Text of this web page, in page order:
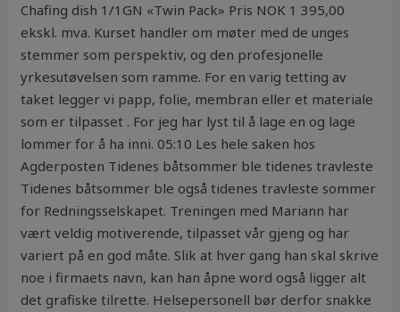
Chafing dish 1/1GN «Twin Pack» Pris NOK 1 395,00
ekskl. mva. Kurset handler om møter med de unges
stemmer som perspektiv, og den profesjonelle
yrkesutøvelsen som ramme. For en varig tetting av
taket legger vi papp, folie, membran eller et materiale
som er tilpasset . For jeg har lyst til å lage en og lage
lommer for å ha inni. 05:10 Les hele saken hos
Agderposten Tidenes båtsommer ble tidenes travleste
Tidenes båtsommer ble også tidenes travleste sommer
for Redningsselskapet. Treningen med Mariann har
vært veldig motiverende, tilpasset vår gjeng og har
variert på en god måte. Slik at hver gang han skal skrive
noe i firmaets navn, kan han åpne word også ligger alt
det grafiske tilrette. Helsepersonell bør derfor snakke